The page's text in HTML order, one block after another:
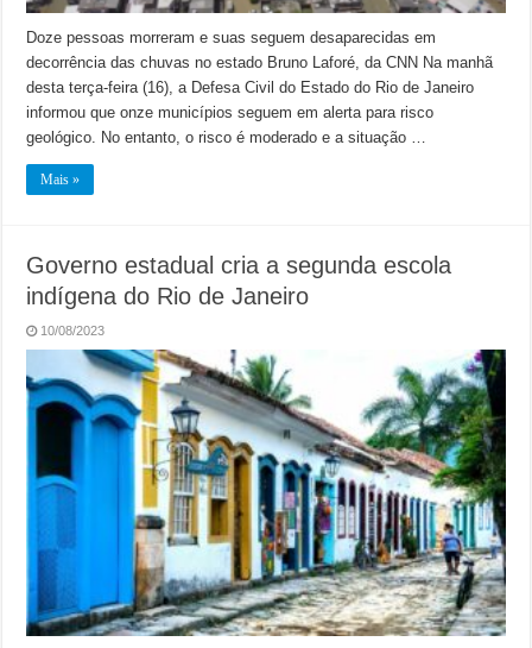
Doze pessoas morreram e suas seguem desaparecidas em
decorrência das chuvas no estado Bruno Laforé, da CNN Na manhã
desta terça-feira (16), a Defesa Civil do Estado do Rio de Janeiro
informou que onze municípios seguem em alerta para risco
geológico. No entanto, o risco é moderado e a situação …
Mais »
Governo estadual cria a segunda escola
indígena do Rio de Janeiro
10/08/2023